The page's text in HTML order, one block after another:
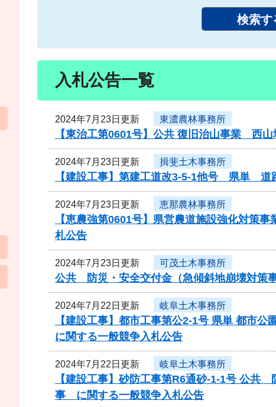
入札公告一覧
2024年7月23日更新 東濃農林事務所
【東治工第0601号】公共 復旧治山事業 西
2024年7月23日更新 揖斐土木事務所
【建設工事】第建工道改3-5-1他号 県単 道
2024年7月23日更新 恵那農林事務所
【恵農強第0601号】県営農道施設強化対策
札公告
2024年7月23日更新 可茂土木事務所
公共 防災・安全交付金（急傾斜地崩壊対策
2024年7月22日更新 岐阜土木事務所
【建設工事】都市工事第公2-1号 県単 都市
に関する一般競争入札公告
2024年7月22日更新 岐阜土木事務所
【建設工事】砂防工事第R6通砂-1-1号 公共
事 に関する一般競争入札公告